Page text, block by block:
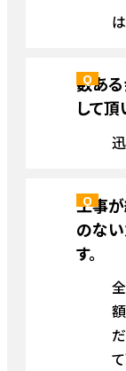
数あ
して
工事
のな
す。